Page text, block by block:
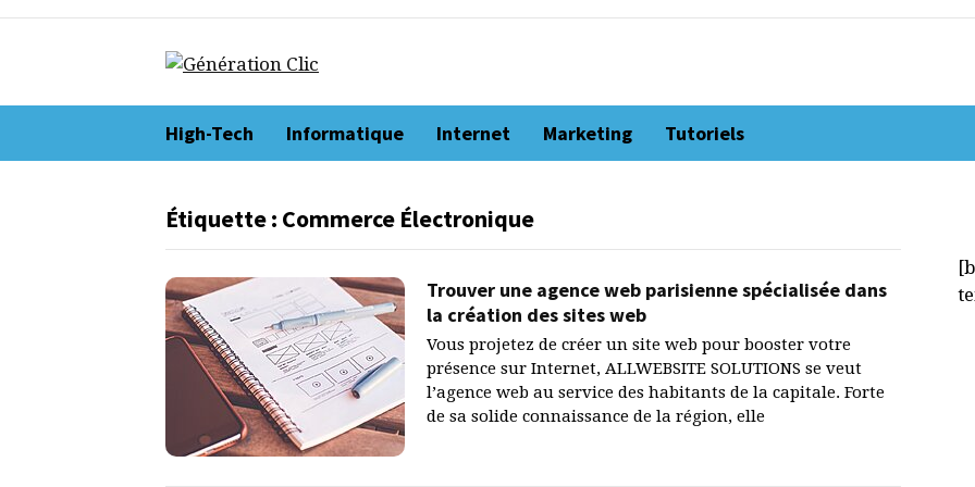
Aller
Génération Clic
High-Tech Informatique Internet Marketing Tutoriels
Étiquette : Commerce Électronique
Trouver une agence web parisienne spécialisée dans
la création des sites web
Vous projetez de créer un site web pour booster votre
présence sur Internet, ALLWEBSITE SOLUTIONS se veut
l’agence web au service des habitants de la capitale. Forte
de sa solide connaissance de la région, elle